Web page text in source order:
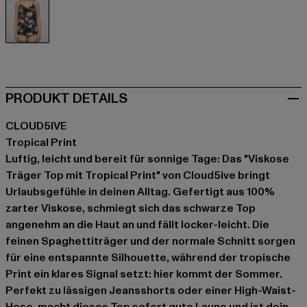
PRODUKT DETAILS
CLOUD5IVE
Tropical Print
Luftig, leicht und bereit für sonnige Tage: Das "Viskose
Träger Top mit Tropical Print" von Cloud5ive bringt
Urlaubsgefühle in deinen Alltag. Gefertigt aus 100%
zarter Viskose, schmiegt sich das schwarze Top
angenehm an die Haut an und fällt locker-leicht. Die
feinen Spaghettiträger und der normale Schnitt sorgen
für eine entspannte Silhouette, während der tropische
Print ein klares Signal setzt: hier kommt der Sommer.
Perfekt zu lässigen Jeansshorts oder einer High-Waist-